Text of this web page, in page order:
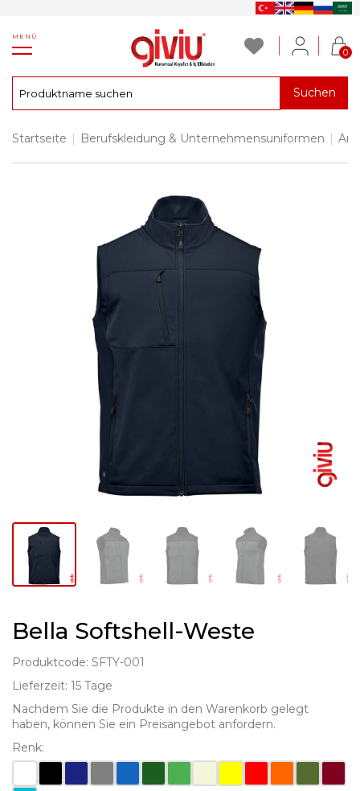
MENÜ
0
Suchen
Startseite | Berufskleidung & Unternehmensuniformen |
Bella Softshell-Weste
Produktcode: SFTY-001
Lieferzeit: 15 Tage
Nachdem Sie die Produkte in den Warenkorb gelegt
haben, können Sie ein Preisangebot anfordern.
Renk: